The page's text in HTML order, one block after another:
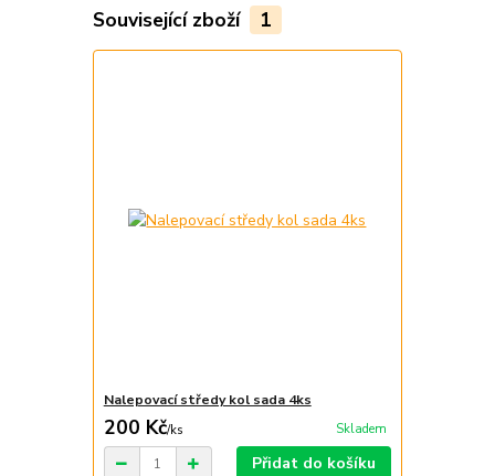
Související zboží 1
Nalepovací středy kol sada 4ks
200 Kč/ks Skladem
Přidat do košíku